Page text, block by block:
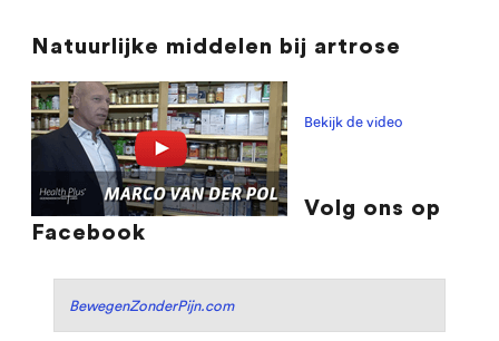
Natuurlijke middelen bij artrose
Bekijk de video
Volg ons op
Facebook
BewegenZonderPijn.com